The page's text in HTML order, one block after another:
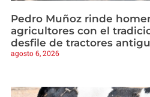
Pedro Muñoz rinde
agricultores con el
desfile de tractores
agosto 6, 2026